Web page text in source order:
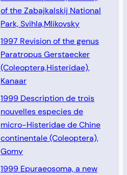
of the Zabajkalskij National
Park, Svihla,Mlikovsky
1997 Revision of the genus
Paratropus Gerstaecker
(Coleoptera,Histeridae),
Kanaar
1999 Description de trois
nouvelles especies de
micro-Histeridae de Chine
continentale (Coleoptera),
Gomy
1999 Epuraeosoma, a new